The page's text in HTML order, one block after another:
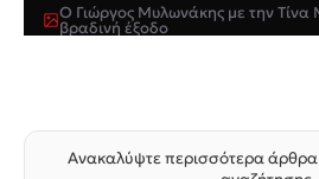
Ο Γιώργος Μυλωνάκης με την
βραδινή έξοδο
Ανακαλύψτε περισσότερα